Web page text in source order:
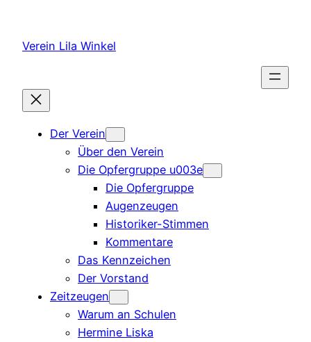
springen
Verein Lila Winkel
Der Verein
Über den Verein
Die Opfergruppe u003e
Die Opfergruppe
Augenzeugen
Historiker-Stimmen
Kommentare
Das Kennzeichen
Der Vorstand
Zeitzeugen
Warum an Schulen
Hermine Liska